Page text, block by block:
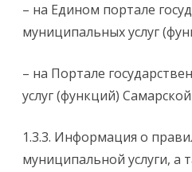
– на Едином портале
муниципальных услуг
– на Портале
услуг (функций)
1.3.3. Информация о
муниципальной услуги, а